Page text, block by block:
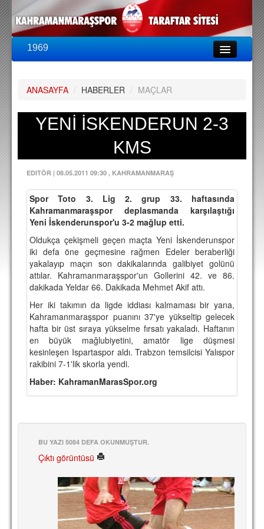
1969
PUAN DURUMU
FİKSTÜR
A TAKIM KADROSU
TEKNİK KADRO
TRANSFERLER
TARAFTAR
BİLETLER
DEPLASMAN
LİSANSLI ÜRÜNLER
MULTİMEDYA
FOTOĞRAF & VİDEOLAR
MARŞ & TEZAHÜRATLAR
KULÜP
SPONSORLAR
TARİHÇE
ANASAYFA / HABERLER / MAÇLAR
YENİ İSKENDERUN 2-3
KMS
EDITÖR | 08.05.2011 09:30 , KAHRAMANMARAŞ
Spor Toto 3. Lig 2. grup 33. haftasında
Kahramanmaraşspor deplasmanda karşılaştığı
Yeni İskenderunspor'u 3-2 mağlup etti.
Oldukça çekişmeli geçen maçta Yeni İskenderunspor
iki defa öne geçmesine rağmen Edeler beraberliği
yakalayıp maçın son dakikalarında galibiyet golünü
attılar. Kahramanmaraşspor'un Gollerini 42. ve 86.
dakikada Yeldar 66. Dakikada Mehmet Akif attı.
Her iki takımın da ligde iddiası kalmaması bir yana,
Kahramanmaraşspor puanını 37'ye yükseltip gelecek
hafta bir üst sıraya yükselme fırsatı yakaladı. Haftanın
en büyük mağlubiyetini, amatör lige düşmesi
kesinleşen Ispartaspor aldı. Trabzon temsilcisi Yalıspor
rakibini 7-1'lik skorla yendi.
Haber: KahramanMarasSpor.org
BU YAZI 5084 DEFA OKUNMUŞTUR.
Çıktı görüntüsü